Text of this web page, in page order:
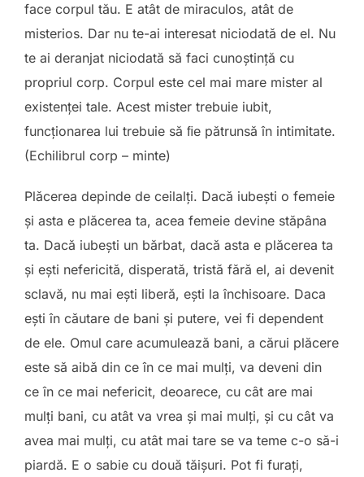
face corpul tău. E atât de miraculos, atât de
misterios. Dar nu te-ai interesat niciodată de el. Nu
te ai deranjat niciodată să faci cunoştinţă cu
propriul corp. Corpul este cel mai mare mister al
existenţei tale. Acest mister trebuie iubit,
funcţionarea lui trebuie să ﬁe pătrunsă în intimitate.
(Echilibrul corp – minte)
Plăcerea depinde de ceilalți. Dacă iubești o femeie
și asta e plăcerea ta, acea femeie devine stăpâna
ta. Dacă iubești un bărbat, dacă asta e plăcerea ta
și ești nefericită, disperată, tristă fără el, ai devenit
sclavă, nu mai ești liberă, ești la închisoare. Daca
ești în căutare de bani și putere, vei fi dependent
de ele. Omul care acumulează bani, a cărui plăcere
este să aibă din ce în ce mai mulți, va deveni din
ce în ce mai nefericit, deoarece, cu cât are mai
mulți bani, cu atât va vrea și mai mulți, și cu cât va
avea mai mulți, cu atât mai tare se va teme c-o să-i
piardă. E o sabie cu două tăișuri. Pot fi furați,